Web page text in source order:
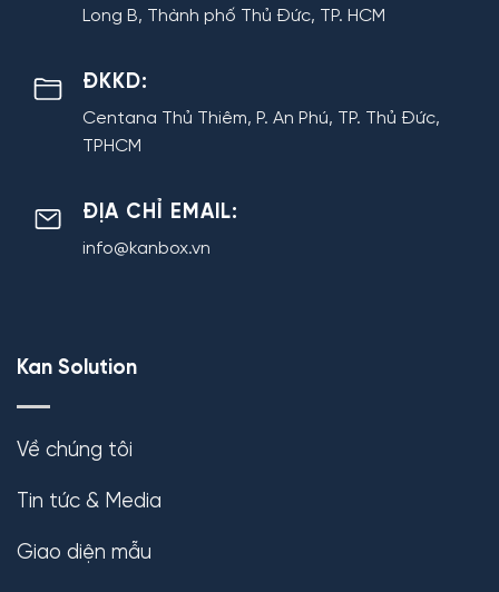
Long B, Thành phố Thủ Đức, TP. HCM
ĐKKD:
Centana Thủ Thiêm, P. An Phú, TP. Thủ Đức,
TPHCM
ĐỊA CHỈ EMAIL:
info@kanbox.vn
Kan Solution
Về chúng tôi
Tin tức & Media
Giao diện mẫu